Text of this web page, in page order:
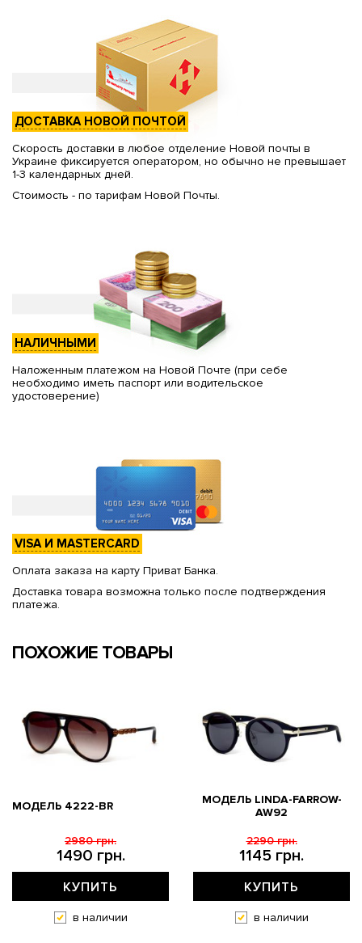
ДОСТАВКА НОВОЙ ПОЧТОЙ
Скорость доставки в любое отделение Новой почты в
Украине фиксируется оператором, но обычно не превышает
1-3 календарных дней.
Стоимость - по тарифам Новой Почты.
НАЛИЧНЫМИ
Наложенным платежом на Новой Почте (при себе
необходимо иметь паспорт или водительское
удостоверение)
VISA И MASTERCARD
Оплата заказа на карту Приват Банка.
Доставка товара возможна только после подтверждения
платежа.
ПОХОЖИЕ ТОВАРЫ
МОДЕЛЬ 4222-BR
1490 грн.
2980 грн.
КУПИТЬ
в наличии
МОДЕЛЬ LINDA-FARROW-
AW92
1145 грн.
2290 грн.
КУПИТЬ
в наличии